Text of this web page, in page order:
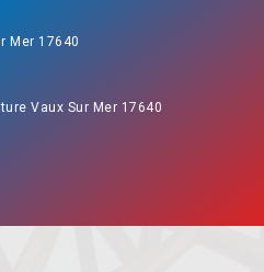
Mer 17640
Vaux Sur Mer 17640